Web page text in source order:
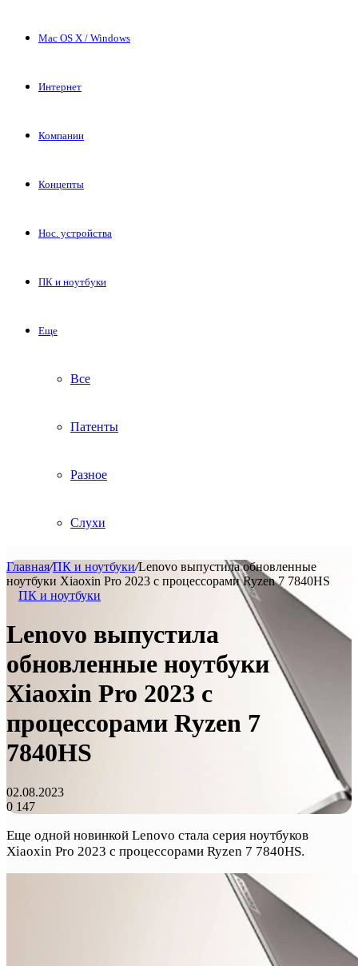
Mac OS X / Windows
Интернет
Компании
Концепты
Нос. устройства
ПК и ноутбуки
Еще
Все
Патенты
Разное
Слухи
Главная/ПК и ноутбуки/Lenovo выпустила обновленные
ноутбуки Xiaoxin Pro 2023 с процессорами Ryzen 7 7840HS
ПК и ноутбуки
Lenovo выпустила
обновленные ноутбуки
Xiaoxin Pro 2023 с
процессорами Ryzen 7
7840HS
02.08.2023
0 147
Еще одной новинкой Lenovo стала серия ноутбуков
Xiaoxin Pro 2023 с процессорами Ryzen 7 7840HS.